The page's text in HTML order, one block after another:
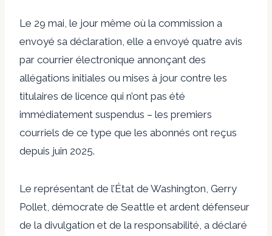
Le 29 mai, le jour même où la commission a
envoyé sa déclaration, elle a envoyé quatre avis
par courrier électronique annonçant des
allégations initiales ou mises à jour contre les
titulaires de licence qui n’ont pas été
immédiatement suspendus – les premiers
courriels de ce type que les abonnés ont reçus
depuis juin 2025.
Le représentant de l’État de Washington, Gerry
Pollet, démocrate de Seattle et ardent défenseur
de la divulgation et de la responsabilité, a déclaré